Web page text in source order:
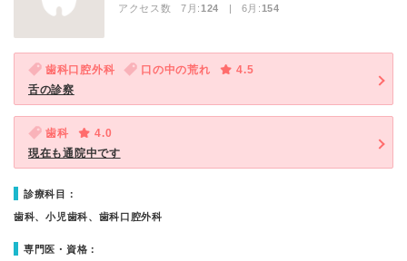
アクセス数 7月:124 | 6月:154
歯科口腔外科 口の中の荒れ
4.5
舌の診察
歯科
4.0
現在も通院中です
診療科目：
歯科、小児歯科、歯科口腔外科
専門医・資格：